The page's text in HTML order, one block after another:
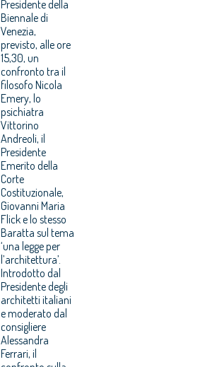
Presidente della
Biennale di
Venezia,
previsto, alle ore
15,30, un
confronto tra il
filosofo Nicola
Emery, lo
psichiatra
Vittorino
Andreoli, il
Presidente
Emerito della
Corte
Costituzionale,
Giovanni Maria
Flick e lo stesso
Baratta sul tema
‘una legge per
l’architettura’.
Introdotto dal
Presidente degli
architetti italiani
e moderato dal
consigliere
Alessandra
Ferrari, il